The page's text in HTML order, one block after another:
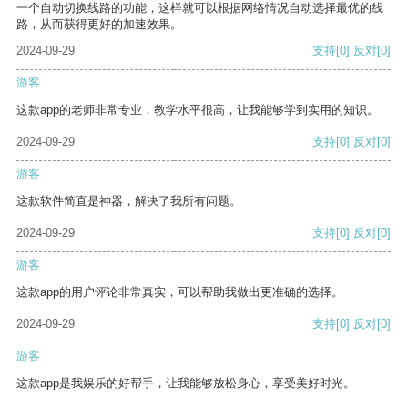
一个自动切换线路的功能，这样就可以根据网络情况自动选择最优的线
路，从而获得更好的加速效果。
2024-09-29
支持[0] 反对[0]
游客
这款app的老师非常专业，教学水平很高，让我能够学到实用的知识。
2024-09-29 支持[0] 反对[0]
游客
这款软件简直是神器，解决了我所有问题。
2024-09-29 支持[0] 反对[0]
游客
这款app的用户评论非常真实，可以帮助我做出更准确的选择。
2024-09-29 支持[0] 反对[0]
游客
这款app是我娱乐的好帮手，让我能够放松身心，享受美好时光。